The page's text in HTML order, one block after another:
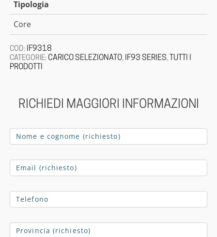
Tipologia
Core
COD: IF9318
CATEGORIE: CARICO SELEZIONATO, IF93 SERIES,
TUTTI I
PRODOTTI
RICHIEDI MAGGIORI INFORMAZIONI